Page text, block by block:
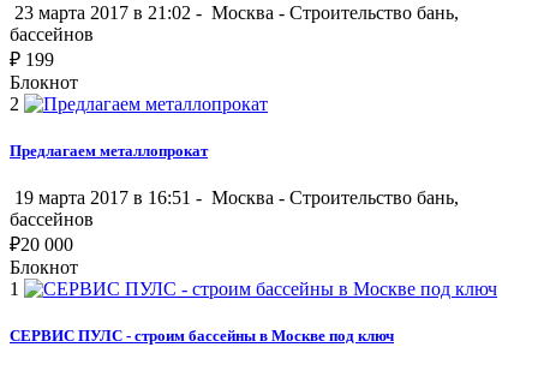
23 марта 2017 в 21:02 - Москва - Строительство бань,
бассейнов
₽ 199
Блокнот
2
Предлагаем металлопрокат
19 марта 2017 в 16:51 - Москва - Строительство бань,
бассейнов
₽20 000
Блокнот
1
СЕРВИС ПУЛС - строим бассейны в Москве под ключ